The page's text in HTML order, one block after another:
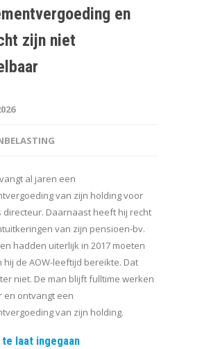
en
zijn niet
al jaren een
van zijn holding voor
directeur. Daarnaast heeft hij recht
van zijn pensioen-bv.
hadden uiterlijk in 2017 moeten
hij de AOW-leeftijd bereikte. Dat
niet. De man blijft fulltime werken
en ontvangt een
van zijn holding.
laat ingegaan